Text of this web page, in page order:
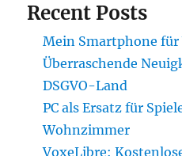
Recent Posts
Mein Smartphone
Überraschende
DSGVO-Land
PC als Ersatz für
Wohnzimmer
VoxeLibre: